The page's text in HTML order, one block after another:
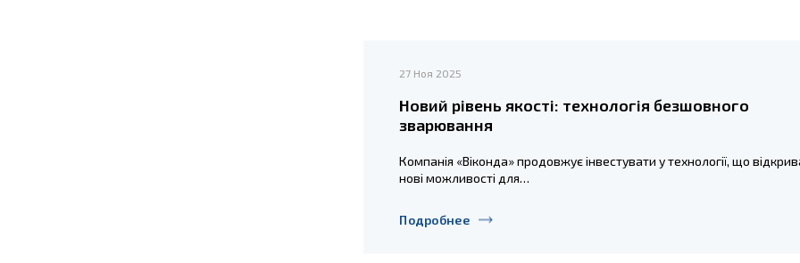
27 Ноя 2025
Новий рівень якості: технологія безшовного
зварювання
Компанія «Віконда» продовжує інвестувати у технології, що
нові можливості для…
Подробнее